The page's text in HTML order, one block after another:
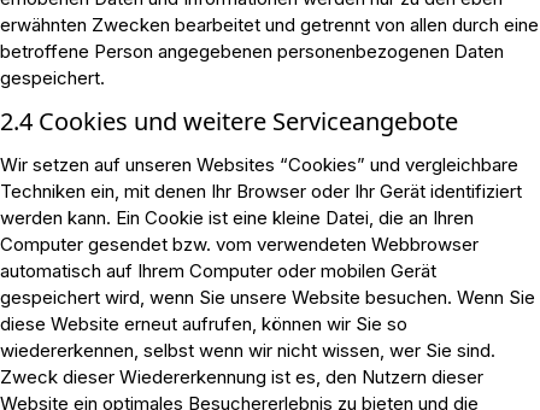
erwähnten Zwecken bearbeitet und getrennt von allen durch eine
betroffene Person angegebenen personenbezogenen Daten
gespeichert.
2.4 Cookies und weitere Serviceangebote
Wir setzen auf unseren Websites “Cookies” und vergleichbare
Techniken ein, mit denen Ihr Browser oder Ihr Gerät identifiziert
werden kann. Ein Cookie ist eine kleine Datei, die an Ihren
Computer gesendet bzw. vom verwendeten Webbrowser
automatisch auf Ihrem Computer oder mobilen Gerät
gespeichert wird, wenn Sie unsere Website besuchen. Wenn Sie
diese Website erneut aufrufen, können wir Sie so
wiedererkennen, selbst wenn wir nicht wissen, wer Sie sind.
Zweck dieser Wiedererkennung ist es, den Nutzern dieser
Website ein optimales Besuchererlebnis zu bieten und die